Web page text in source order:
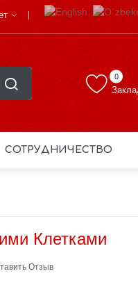
0
СОТРУДНИЧЕСТВО
Клетками
Отзыв